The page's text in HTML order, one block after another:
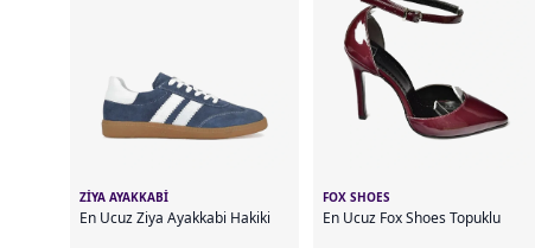
ZIYA AYAKKABI
En Ucuz Ziya Ayakkabi Hakiki
FOX SHOES
En Ucuz Fox Shoes Topuklu